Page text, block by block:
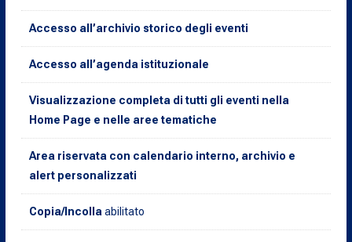
Accesso all’archivio storico degli eventi
Accesso all’agenda istituzionale
Visualizzazione completa di tutti gli eventi nella
Home Page e nelle aree tematiche
Area riservata con calendario interno, archivio e
alert personalizzati
Copia/Incollaabilitato